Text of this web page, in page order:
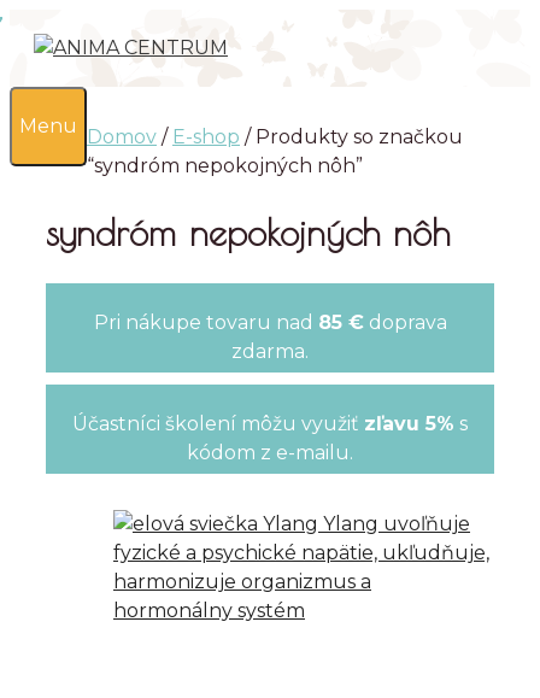
Menu Domov / E-shop / Produkty so značkou
“syndróm nepokojných nôh”
syndróm nepokojných nôh
Pri nákupe tovaru nad 85 €doprava
zdarma.
Účastníci školení môžu využiť zľavu 5% s
kódom z e-mailu.